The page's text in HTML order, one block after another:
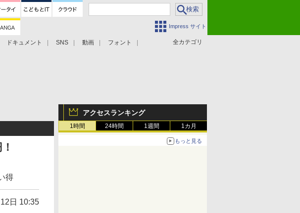
Impress サイト
全カテゴリ
ドキュメント SNS 動画 フォント
アクセスランキング
1時間 24時間 1週間 1カ月
もっと見る
得
日 10:35